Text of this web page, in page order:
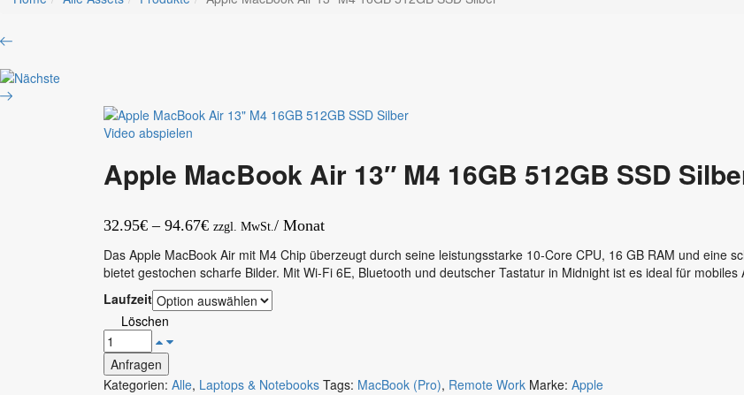
Product
Samsung
S25
FE
Apple
Mac
Video abspielen
Apple MacBook Air 13″ M4 16GB 512GB SSD
32.95€ – 94.67€Preisspanne:
32.95€
bis
94.67€
zzgl. MwSt./ Monat
Das Apple MacBook Air mit M4 Chip überzeugt durch seine leistungsstarke 10‑Core CPU, 16 GB RAM und eine
bietet gestochen scharfe Bilder. Mit Wi-Fi 6E, Bluetooth und deutscher Tastatur in Midnight ist es ideal für
Laufzeit
Löschen
Anfragen
Kategorien: Alle, Laptops & Notebooks Tags: MacBook (Pro), Remote Work Marke: Apple